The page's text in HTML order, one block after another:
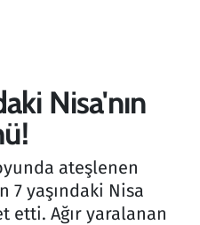
Nisa'nın
ateşlenen
7 yaşındaki Nisa
etti. Ağır yaralanan